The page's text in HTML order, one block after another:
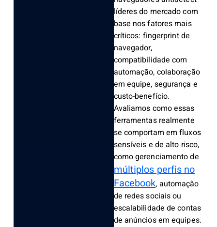
líderes do mercado com
base nos fatores mais
críticos: fingerprint de
navegador,
compatibilidade com
automação, colaboração
em equipe, segurança e
custo-benefício.
Avaliamos como essas
ferramentas realmente
se comportam em fluxos
sensíveis e de alto risco,
como gerenciamento de
múltiplos perfis no
Facebook, automação
de redes sociais ou
escalabilidade de contas
de anúncios em equipes.